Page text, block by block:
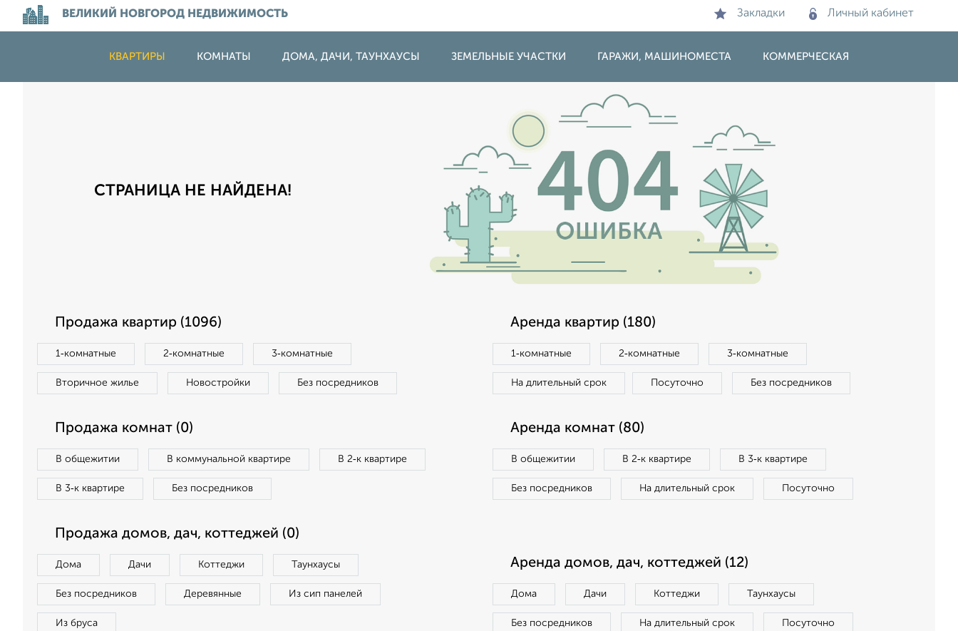
ВЕЛИКИЙ НОВГОРОД НЕДВИЖИМОСТЬ Закладки Личный кабинет
КВАРТИРЫ КОМНАТЫ ДОМА, ДАЧИ, ТАУНХАУСЫ ЗЕМЕЛЬНЫЕ УЧАСТКИ ГАРАЖИ, МАШИНОМЕСТА КОММЕРЧЕСКАЯ
СТРАНИЦА НЕ НАЙДЕНА!
Продажа квартир (1096)
1‑комнатные 2‑комнатные 3‑комнатные
Вторичное жилье Новостройки Без посредников
Аренда квартир (180)
1‑комнатные 2‑комнатные 3‑комнатные
На длительный срок Посуточно Без посредников
Продажа комнат (0)
В общежитии В коммунальной квартире В 2‑к квартире
В 3‑к квартире Без посредников
Аренда комнат (80)
В общежитии В 2‑к квартире В 3‑к квартире
Без посредников На длительный срок Посуточно
Продажа домов, дач, коттеджей (0)
Дома Дачи Коттеджи Таунхаусы
Без посредников Деревянные Из сип панелей
Из бруса
Аренда домов, дач, коттеджей (12)
Дома Дачи Коттеджи Таунхаусы
Без посредников На длительный срок Посуточно